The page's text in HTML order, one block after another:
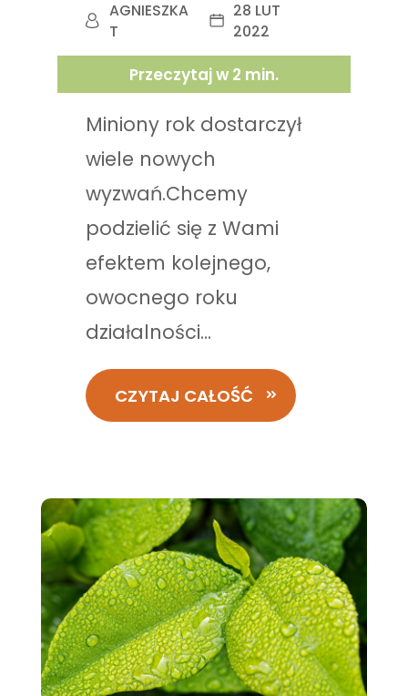
AGNIESZKA
T
28 LUT
2022
Przeczytaj w 2 min.
Miniony rok dostarczył
wiele nowych
wyzwań.Chcemy
podzielić się z Wami
efektem kolejnego,
owocnego roku
działalności...
CZYTAJ CAŁOŚĆ